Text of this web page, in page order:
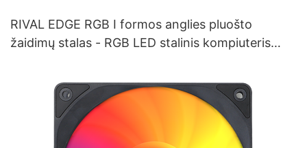
RIVAL EDGE RGB I formos anglies pluošto
žaidimų stalas - RGB LED stalinis kompiuteris